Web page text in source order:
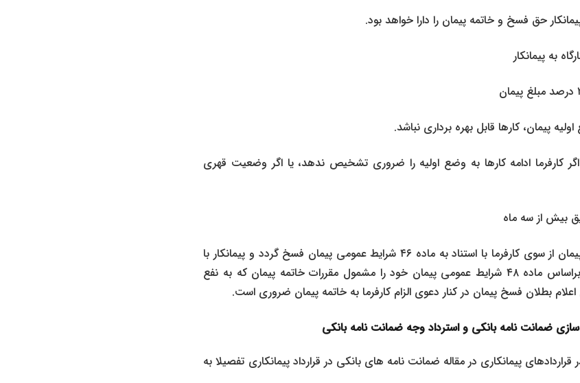
حق فسخ و خاتمه پیمان را دارا خواهد بود.
به پیمانکار
کارفرما ادامه کارها به وضع اولیه را ضروری تشخیص ندهد، یا اگر وضعیت قهری
بیش از سه ماه
نکته کلیدی اینکه، ممکن است پیمان از سوی کارفرما با استناد به ماده ۴۶ شرایط عمومی پیمان فسخ گردد و پیمانکار با
فسخ پیمان مخالف باشد، ولی براساس ماده ۴۸ شرایط عمومی پیمان خود را مشمول مقررات خاتمه پیمان که به نفع
بطلان فسخ پیمان در کنار دعوی الزام کارفرما به خاتمه پیمان ضروری است.
سازی ضمانت نامه بانکی و استرداد وجه ضمانت نامه بانکی
پیمانکاری در مقاله ضمانت نامه های بانکی در قرارداد پیمانکاری تفصیلا به